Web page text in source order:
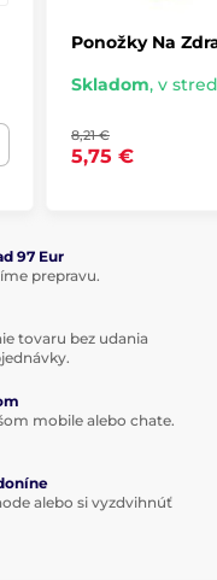
Ponožky Na
Skladom, v
8,21 €
5,75 €
97 Eur
prepravu.
tovaru bez udania
mobile alebo chate.
alebo si vyzdvihnúť